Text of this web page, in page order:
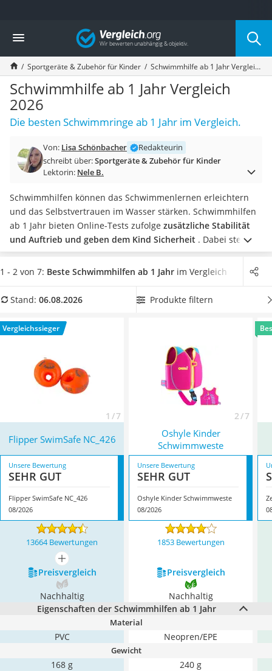
Die beliebtesten Vergleiche nach Kategorie
Kind & Baby
Babyphone mit 2 Kameras
Walkie-Talkie Kinder
Kindermatratzen
Babywippe
Rollschuhe für Kinder
Tischkicker
Kinderschubkarre
Babyschlafsack
Babyphone
Treppenschutzgitter
Kindersitz ab 4 Jahren
Kinderroller 3 Räder
Ferngesteuertes Auto
Kinderfahrradhelm
Kinder-Mikroskop
Ferngesteuerter Hubschrauber
Service
Vergleich
Sportgeräte & Zubehör für Kinder Schwimmhilfe ab 1 Jahr Vergleich 2026
Schwimmhilfe ab 1 Jahr Vergleich
2026
Die besten Schwimmringe ab 1 Jahr im Vergleich.
Von: Lisa Schönbacher
Redakteurin
schreibt über:Sportgeräte & Zubehör für Kinder
Lektorin: Nele B.
Schwimmhilfen können das Schwimmenlernen erleichtern
und das Selbstvertrauen im Wasser stärken. Schwimmhilfen
ab 1 Jahr bieten Online-Tests zufolge zusätzliche Stabilität
und Auftrieb und geben dem Kind Sicherheit . Dabei stehen
Ihnen verschiedene Arten von Schwimmhilfen zur Auswahl –
ob Schwimmflügel, -gürtel oder -ringe. In unserer
große Altersspanne geeignet sind und lange Zeit genutzt
besonders das Modell
mit seinen
Eigenschaften.
1 - 2 von 7: Beste Schwimmhilfen ab 1 Jahr im Vergleich
Stand: 06.08.2026 Produkte filtern
Vergleichssieger
1 / 7 2 / 7
Flipper SwimSafe NC_426
Oshyle Kinder
Schwimmweste
Unsere Bewertung
SEHR GUT
Flipper SwimSafe NC_426
08/2026
Unsere Bewertung
SEHR GUT
Oshyle Kinder Schwimmweste
08/2026
13664 Bewertungen 1853 Bewertungen
mehr anzeigen
Preis­vergleich
Preis­vergleich
Nachhaltig
Nachhaltig
Eigenschaften der Schwimmhilfen ab 1 Jahr
Material
PVC Neopren/EPE
Gewicht
168 g 240 g